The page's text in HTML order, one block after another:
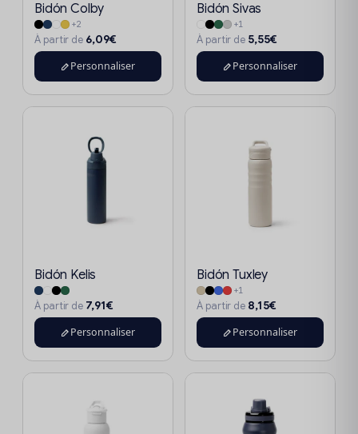
Bidón Colby
+2
À partir de 6,09€
Personnaliser
Bidón Sivas
+1
À partir de 5,55€
Personnaliser
Bidón Kelis
À partir de 7,91€
Personnaliser
Bidón Tuxley
+1
À partir de 8,15€
Personnaliser